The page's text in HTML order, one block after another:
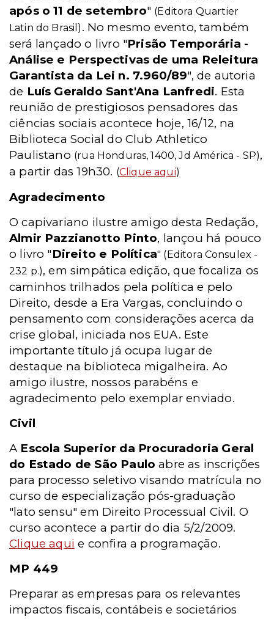
após o 11 de setembro" (Editora Quartier
Latin do Brasil) . No mesmo evento, também
será lançado o livro "Prisão Temporária -
Análise e Perspectivas de uma Releitura
Garantista da Lei n. 7.960/89", de autoria
de Luís Geraldo Sant'Ana Lanfredi. Esta
reunião de prestigiosos pensadores das
ciências sociais acontece hoje, 16/12, na
Biblioteca Social do Club Athletico
Paulistano (rua Honduras, 1400, Jd América - SP),
a partir das 19h30. (Clique aqui)
Agradecimento
O capivariano ilustre amigo desta Redação,
Almir Pazzianotto Pinto, lançou há pouco
o livro "Direito e Política" (Editora Consulex -
232 p.), em simpática edição, que focaliza os
caminhos trilhados pela política e pelo
Direito, desde a Era Vargas, concluindo o
pensamento com considerações acerca da
crise global, iniciada nos EUA. Este
importante título já ocupa lugar de
destaque na biblioteca migalheira. Ao
amigo ilustre, nossos parabéns e
agradecimento pelo exemplar enviado.
Civil
A Escola Superior da Procuradoria Geral
do Estado de São Paulo abre as inscrições
para processo seletivo visando matrícula no
curso de especialização pós-graduação
"lato sensu" em Direito Processual Civil. O
curso acontece a partir do dia 5/2/2009.
Clique aqui e confira a programação.
MP 449
Preparar as empresas para os relevantes
impactos fiscais, contábeis e societários